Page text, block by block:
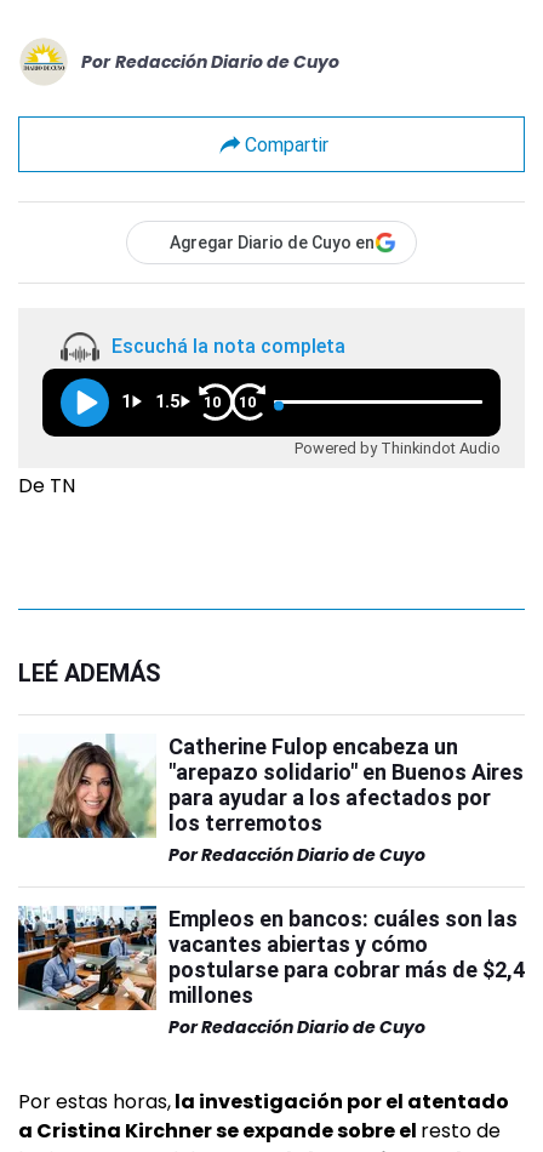
Por Redacción Diario de Cuyo
Compartir
Agregar Diario de Cuyo en
Escuchá la nota completa
1 1.5 10 10
Powered by Thinkindot Audio
De TN
LEÉ ADEMÁS
Catherine Fulop encabeza un
"arepazo solidario" en Buenos Aires
para ayudar a los afectados por
los terremotos
PorRedacción Diario de Cuyo
Empleos en bancos: cuáles son las
vacantes abiertas y cómo
postularse para cobrar más de $2,4
millones
PorRedacción Diario de Cuyo
Por estas horas,la investigación por el atentado
a Cristina Kirchner se expande sobre el resto de